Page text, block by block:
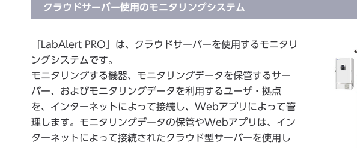
クラウドサーバー使用のモニタリングシステム
「LabAlert PRO」は、クラウドサーバーを使用するモニタリ
ングシステムです。
モニタリングする機器、モニタリングデータを保管するサー
バー、およびモニタリングデータを利用するユーザ・拠点
を、インターネットによって接続し、Webアプリによって管
理します。モニタリングデータの保管やWebアプリは、イン
ターネットによって接続されたクラウド型サーバーを使用し